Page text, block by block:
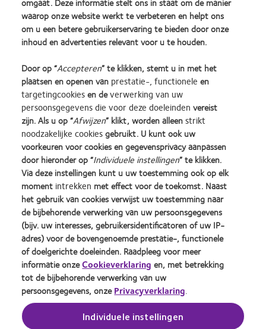
uitbreiden, maar ook meer contactlensdragers behouden en
meer groei in uw praktijk realiseren.
Uw CooperVision Business Development Manager kan u
ondersteunen in het bepalen waar voor uw praktijk de grootste
potentie ligt door middel van een
aantal business calculators.
Learn
more
about
Silmo
d’Or
best
product
award
met
MyDay™
(2013)
Learn
more
about
Contact
Lens
Product
the
Year
(2013)
Learn
more
about
2012
&
2010
Best
Companies
for
Leaders
(2012)
Learn
more
about
2011
Best
Factory
Awards
(2011)
Learn
more
about
ODMA
2011
(2011)
Learn
more
about
2012
REBRAND
100®
Global
Award
(2012)
Practitioner Home
Contact
Servicevoorwaarden
Cookie beleid
Privacybeleid
Site voor consumenten
Toestemmingsvoorkeuren
beheren
Inloggen
waarop onze website werkt te verbeteren en helpt ons
om u een betere gebruikerservaring te bieden door onze
inhoud en advertenties relevant voor u te houden.
Door op “Accepteren” te klikken, stemt u in met het
plaatsen en openen van prestatie-, functionele en
targetingcookiesen deverwerking van uw
persoonsgegevens die voor deze doeleinden vereist
zijn. Als u op “Afwijzen” klikt, worden alleenstrikt
noodzakelijke cookiesgebruikt. U kunt ook uw
voorkeuren voor cookies en gegevensprivacy aanpassen
door hieronder op “Individuele instellingen” te klikken.
Via deze instellingen kunt u uw toestemming ook op elk
moment intrekken met effect voor de toekomst. Naast
het gebruik van cookies verwijst uw toestemming naar
de bijbehorende verwerking van uw persoonsgegevens
(bijv. uw interesses, gebruikersidentificatoren of uw IP-
adres) voor de bovengenoemde prestatie-, functionele
of doelgerichte doeleinden. Raadpleeg voor meer
informatie onzeCookieverklaring en, met betrekking
tot de bijbehorende verwerking van uw
persoonsgegevens, onzePrivacyverklaring.
Individuele instellingen